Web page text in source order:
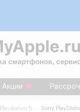
Акции
Playstation 5 Sony